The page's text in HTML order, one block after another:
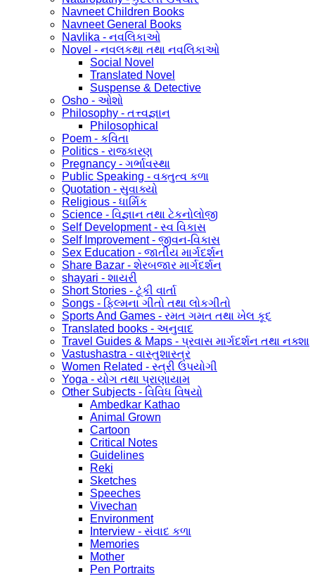
Navneet Children Books
Navneet General Books
Navlika - નવલિકાઓ
Novel - નવલકથા તથા નવલિકાઓ
Social Novel
Translated Novel
Suspense & Detective
Osho - ઓશો
Philosophy - તત્ત્વજ્ઞાન
Philosophical
Poem - કવિતા
Politics - રાજકારણ
Pregnancy - ગર્ભાવસ્થા
Public Speaking - વક્તુત્વ કળા
Quotation - સુવાક્યો
Religious - ધાર્મિક
Science - વિજ્ઞાન તથા ટેકનોલોજી
Self Development - સ્વ વિકાસ
Self Improvement - જીવન-વિકાસ
Sex Education - જાતીય માર્ગદર્શન
Share Bazar - શેરબજાર માર્ગદર્શન
shayari - શાયરી
Short Stories - ટૂંકી વાર્તા
Songs - ફિલ્મના ગીતો તથા લોકગીતો
Sports And Games - રમત ગમત તથા ખેલ કૂદ
Translated books - અનુવાદ
Travel Guides & Maps - પ્રવાસ માર્ગદર્શન તથા નક્શા
Vastushastra - વાસ્તુશાસ્ત્ર
Women Related - સ્ત્રી ઉપયોગી
Yoga - યોગ તથા પ્રાણાયામ
Other Subjects - વિવિધ વિષયો
Ambedkar Kathao
Animal Grown
Cartoon
Critical Notes
Guidelines
Reki
Sketches
Speeches
Vivechan
Environment
Interview - સંવાદ કળા
Memories
Mother
Pen Portraits